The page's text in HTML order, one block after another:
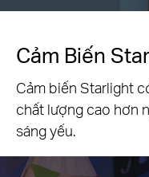
Cảm Biến
Cảm biến Starlight
chất lượng cao hơn
sáng yếu.